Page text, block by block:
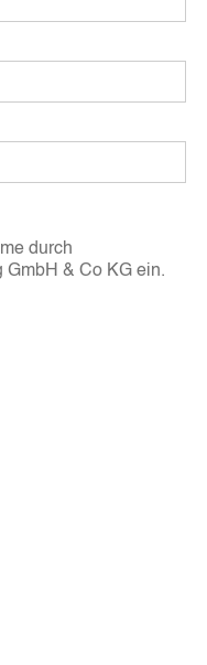
durch
& Co KG ein.